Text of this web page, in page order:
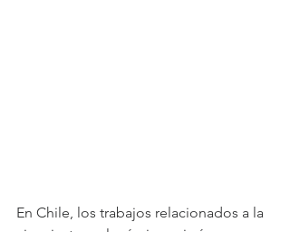
En Chile, los trabajos relacionados a la